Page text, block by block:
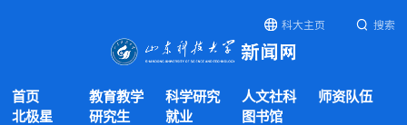
科大主页 搜索
首页 教育教学 科学研究 人文社科
师资队伍
北极星
研究生 就业 图书馆